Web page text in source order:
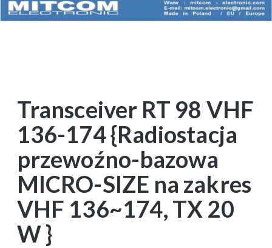
Transceiver RT 98 VHF
136-174 {Radiostacja
przewoźno-bazowa
MICRO-SIZE na zakres
VHF 136~174, TX 20
W }